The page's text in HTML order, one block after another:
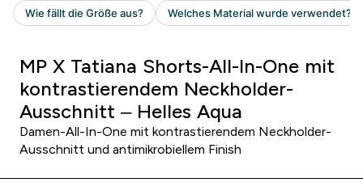
MP X Tatiana Shorts-All-In-One mit
kontrastierendem Neckholder-
Ausschnitt – Helles Aqua
Damen-All-In-One mit kontrastierendem Neckholder-
Ausschnitt und antimikrobiellem Finish